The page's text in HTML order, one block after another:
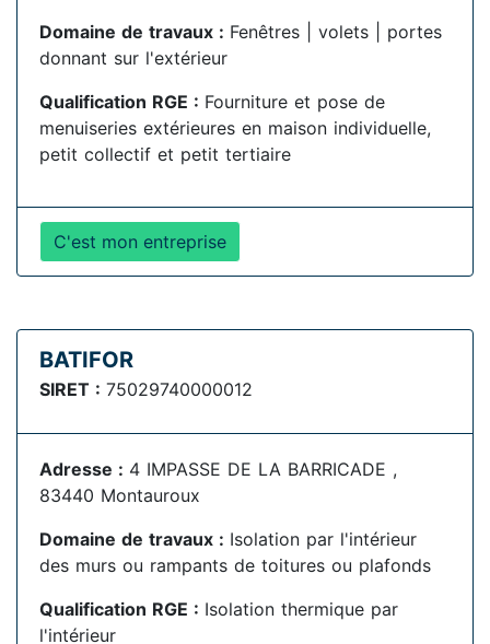
Domaine de travaux : Fenêtres | volets | portes
donnant sur l'extérieur
Qualification RGE : Fourniture et pose de
menuiseries extérieures en maison individuelle,
petit collectif et petit tertiaire
C'est mon entreprise
BATIFOR
SIRET : 75029740000012
Adresse : 4 IMPASSE DE LA BARRICADE ,
83440 Montauroux
Domaine de travaux : Isolation par l'intérieur
des murs ou rampants de toitures ou plafonds
Qualification RGE : Isolation thermique par
l'intérieur